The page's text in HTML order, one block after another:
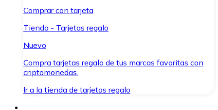
Comprar con tarjeta
Tienda - Tarjetas regalo
Nuevo
Compra tarjetas regalo de tus marcas favoritas con
criptomonedas.
Ir a la tienda de tarjetas regalo